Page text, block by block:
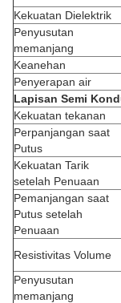
Kekuatan Dielektrik
Penyusutan
memanjang
Keanehan
Penyerapan air
Lapisan Semi
Kekuatan tekanan
Perpanjangan saat
Putus
Kekuatan Tarik
setelah Penuaan
Pemanjangan saat
Putus setelah
Penuaan
Resistivitas Volume
Penyusutan
memanjang